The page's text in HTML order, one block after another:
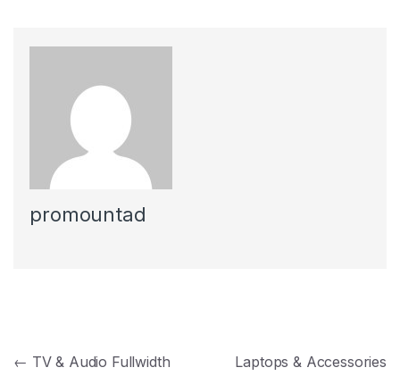
promountad
Navegación de entradas
← TV & Audio Fullwidth
Laptops & Accessories